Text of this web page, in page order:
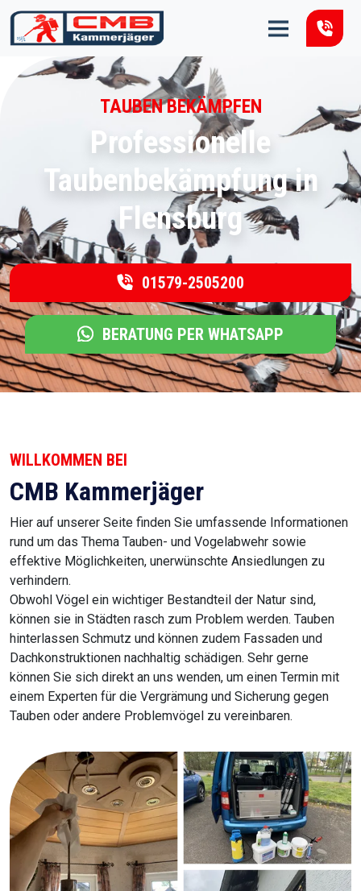
Zum Inhalt springen
TAUBEN BEKÄMPFEN
Professionelle
Taubenbekämpfung in
Flensburg
01579-2505200
BERATUNG PER WHATSAPP
WILLKOMMEN BEI
CMB Kammerjäger
Hier auf unserer Seite finden Sie umfassende Informationen
rund um das Thema Tauben- und Vogelabwehr sowie
effektive Möglichkeiten, unerwünschte Ansiedlungen zu
verhindern.
Obwohl Vögel ein wichtiger Bestandteil der Natur sind,
können sie in Städten rasch zum Problem werden. Tauben
hinterlassen Schmutz und können zudem Fassaden und
Dachkonstruktionen nachhaltig schädigen. Sehr gerne
können Sie sich direkt an uns wenden, um einen Termin mit
einem Experten für die Vergrämung und Sicherung gegen
Tauben oder andere Problemvögel zu vereinbaren.